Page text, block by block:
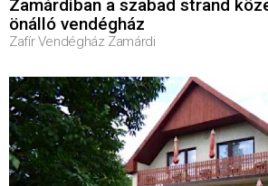
Zamárdiban a szabad strand
önálló vendégház
Zafír Vendégház Zamárdi